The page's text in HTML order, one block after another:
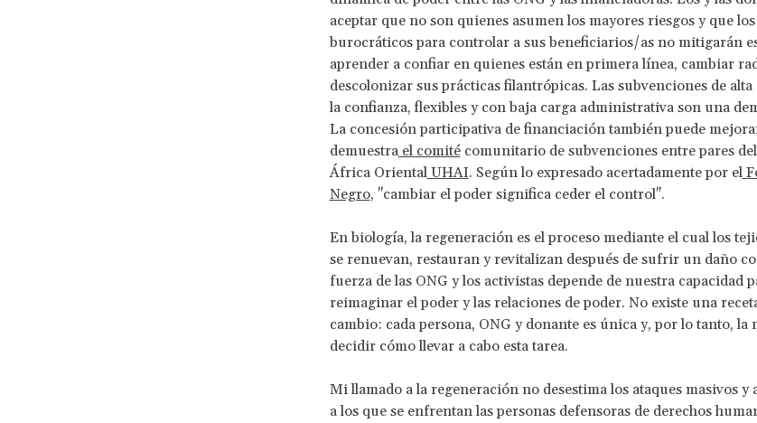
aceptar que no son quienes asumen los mayores riesgos y que
burocráticos para controlar a sus beneficiarios/as no mitigarán
aprender a confiar en quienes están en primera línea, cambiar
descolonizar sus prácticas filantrópicas. Las subvenciones de alta
la confianza, flexibles y con baja carga administrativa son una
La concesión participativa de financiación también puede
demuestrael comitécomunitario de subvenciones entre pares
África OrientalUHAI. Según lo expresado acertadamente por el
Negro, "cambiar el poder significa ceder el control".
En biología, la regeneración es el proceso mediante el cual los
se renuevan, restauran y revitalizan después de sufrir un daño
fuerza de las ONG y los activistas depende de nuestra capacidad
reimaginar el poder y las relaciones de poder. No existe una
cambio: cada persona, ONG y donante es única y, por lo tanto, la
decidir cómo llevar a cabo esta tarea.
Mi llamado a la regeneración no desestima los ataques masivos y
a los que se enfrentan las personas defensoras de derechos